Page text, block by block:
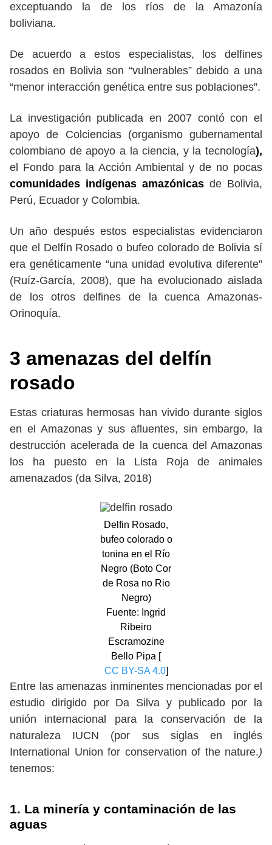
exceptuando la de los ríos de la Amazonía
boliviana.
De acuerdo a estos especialistas, los delfines
rosados en Bolivia son “vulnerables” debido a una
“menor interacción genética entre sus poblaciones”.
La investigación publicada en 2007 contó con el
apoyo de Colciencias
(organismo gubernamental
colombiano de apoyo a la ciencia, y la tecnología),
el Fondo para la Acción Ambiental y de no pocas
comunidades indígenas amazónicas de Bolivia,
Perú, Ecuador y Colombia.
Un año después estos especialistas evidenciaron
que el Delfín Rosado o bufeo colorado de Bolivia sí
era genéticamente “una unidad evolutiva diferente”
(Ruíz-García, 2008), que ha evolucionado aislada
de los otros delfines de la cuenca Amazonas-
Orinoquía.
3 amenazas del delfín
rosado
Estas criaturas hermosas han vivido durante siglos
en el Amazonas y sus afluentes, sin embargo, la
destrucción acelerada de la cuenca del Amazonas
los ha puesto en la Lista Roja de animales
amenazados (da Silva, 2018)
Delfin Rosado,
bufeo colorado o
tonina en el Río
Negro (Boto Cor
de Rosa no Rio
Negro)
Fuente: Ingrid
Ribeiro
Escramozine
Bello Pipa [
CC BY-SA 4.0]
Entre las amenazas inminentes mencionadas por el
estudio dirigido por Da Silva y publicado por la
unión internacional para la conservación de la
naturaleza IUCN (por sus siglas en inglés
International Union for conservation of the nature.)
tenemos:
1. La minería y contaminación de las
aguas